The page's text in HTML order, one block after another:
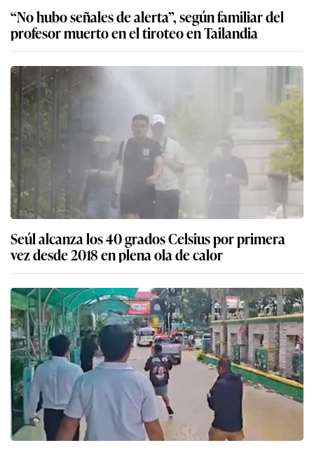
“No hubo señales de alerta”, según familiar del
profesor muerto en el tiroteo en Tailandia
Seúl alcanza los 40 grados Celsius por primera
vez desde 2018 en plena ola de calor